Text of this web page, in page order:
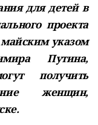
для детей в
проекта
указом
Путина,
получить
женщин,